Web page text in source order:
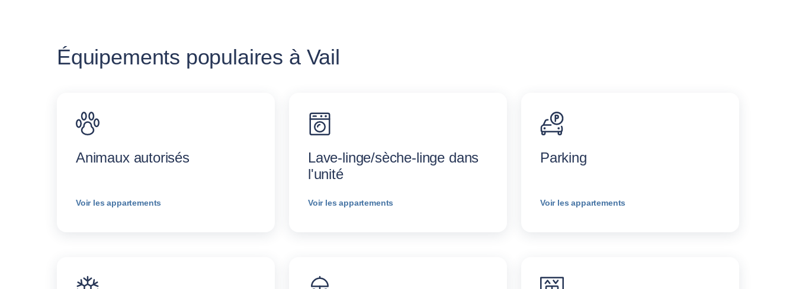
Équipements populaires à Vail
Animaux autorisés
Voir les appartements
Lave-linge/sèche-linge dans
l'unité
Voir les appartements
Parking
Voir les appartements